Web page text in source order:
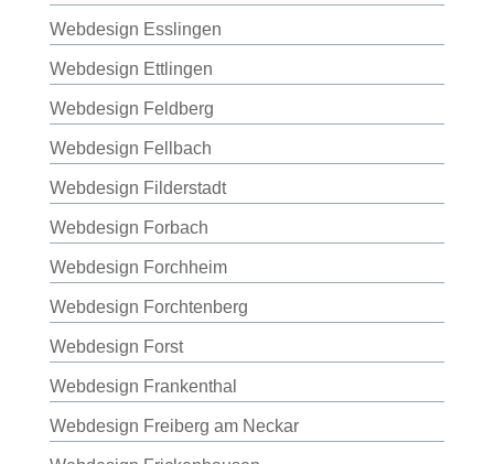
Webdesign Esslingen
Webdesign Ettlingen
Webdesign Feldberg
Webdesign Fellbach
Webdesign Filderstadt
Webdesign Forbach
Webdesign Forchheim
Webdesign Forchtenberg
Webdesign Forst
Webdesign Frankenthal
Webdesign Freiberg am Neckar